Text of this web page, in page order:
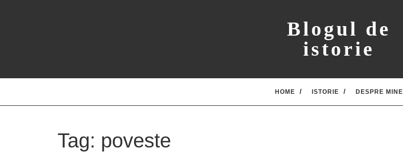
Blogul de
istorie
HOME ISTORIE DESPRE MINE
Tag: poveste